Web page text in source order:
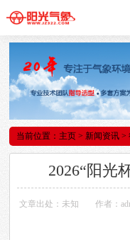
当前位置： 主页 >新闻资讯 >
2026“阳光
文章出处：未知 作者：